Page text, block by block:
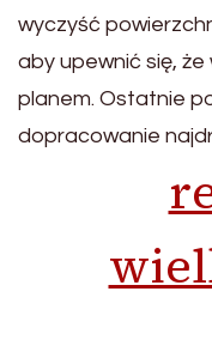
wyczyść
aby upewnić się,
planem. Ostatnie
dopracowanie